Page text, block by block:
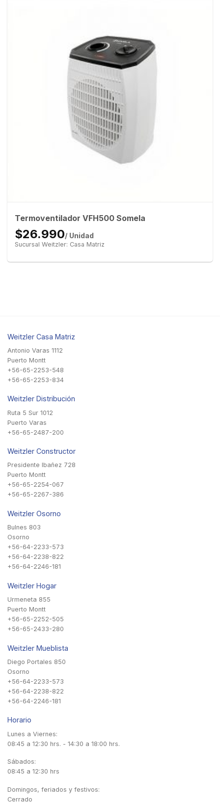
Termoventilador VFH500 Somela
$26.990/ Unidad
Sucursal Weitzler: Casa Matriz
Weitzler Casa Matriz
Antonio Varas 1112
Puerto Montt
+56-65-2253-548
+56-65-2253-834
Weitzler Distribución
Ruta 5 Sur 1012
Puerto Varas
+56-65-2487-200
Weitzler Constructor
Presidente Ibañez 728
Puerto Montt
+56-65-2254-067
+56-65-2267-386
Weitzler Osorno
Bulnes 803
Osorno
+56-64-2233-573
+56-64-2238-822
+56-64-2246-181
Weitzler Hogar
Urmeneta 855
Puerto Montt
+56-65-2252-505
+56-65-2433-280
Weitzler Mueblista
Diego Portales 850
Osorno
+56-64-2233-573
+56-64-2238-822
+56-64-2246-181
Horario
Lunes a Viernes:
08:45 a 12:30 hrs. - 14:30 a 18:00 hrs.
Sábados:
08:45 a 12:30 hrs
Domingos, feriados y festivos:
Cerrado